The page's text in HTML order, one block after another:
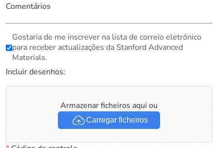
Comentários
Gostaria de me inscrever na lista de correio eletrónico
para receber actualizações da Stanford Advanced
Materials.
Incluir desenhos:
Armazenar ficheiros aqui ou
Carregar ficheiros